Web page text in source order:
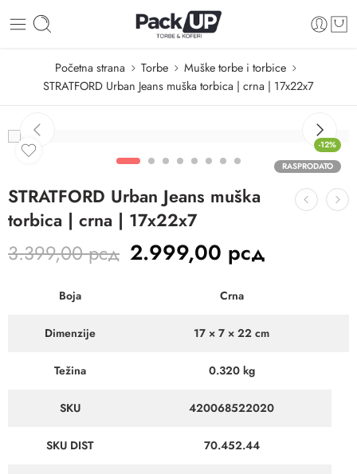
Početna strana Torbe
Muške torbe i torbice
STRATFORD Urban Jeans muška torbica | crna | 17x22x7
-12%
RASPRODATO
STRATFORD Urban Jeans muška
torbica | crna | 17x22x7
3.399,00рсд 2.999,00 рсд
Boja Crna
Dimenzije 17 × 7 × 22 cm
Težina 0.320 kg
SKU 420068522020
SKU DIST 70.452.44